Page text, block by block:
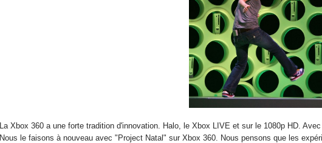
La Xbox 360 a une forte tradition d'innovation. Halo, le Xbox LIVE et sur le 1080p HD.
Nous le faisons à nouveau avec "Project Natal" sur Xbox 360. Nous pensons que les